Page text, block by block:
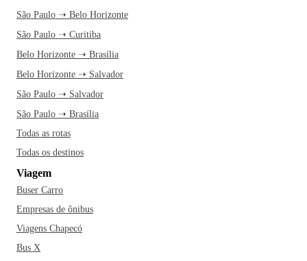
São Paulo ➝ Belo Horizonte
São Paulo ➝ Curitiba
Belo Horizonte ➝ Brasília
Belo Horizonte ➝ Salvador
São Paulo ➝ Salvador
São Paulo ➝ Brasília
Todas as rotas
Todas os destinos
Viagem
Buser Carro
Empresas de ônibus
Viagens Chapecó
Bus X